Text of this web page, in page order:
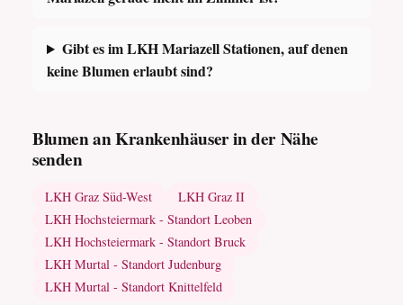
Gibt es im LKH Mariazell Stationen, auf denen
keine Blumen erlaubt sind?
Blumen an Krankenhäuser in der Nähe
senden
LKH Graz Süd-West
LKH Graz II
LKH Hochsteiermark - Standort Leoben
LKH Hochsteiermark - Standort Bruck
LKH Murtal - Standort Judenburg
LKH Murtal - Standort Knittelfeld